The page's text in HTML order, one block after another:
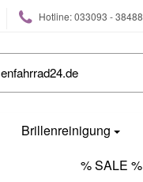
Hotline: 033093 - 38488
Brillenreinigung
% SALE %